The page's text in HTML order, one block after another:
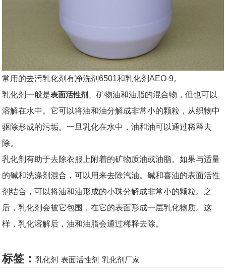
常用的去污乳化剂有净洗剂6501和乳化剂AEO-9。
乳化剂一般是表面活性剂
、矿物油和油脂的混合物，但也可以
溶解在水中。它可以将油和油分解成非常小的颗粒，从织物中
驱除形成的污垢。一旦乳化在水中，油和油可以通过稀释去
除。
乳化剂有助于去除衣服上附着的矿物质油或油脂。如果与适量
的碱和洗涤剂混合，可以用来去除汽油。碱和喜油的表面活性
剂结合，可以将油和油形成的小珠分解成非常小的颗粒。之
后，乳化剂会被它包围，在它的表面形成一层乳化物质。这
样，乳化溶解后，油和油脂会通过稀释去除。
标签：乳化剂 表面活性剂 乳化剂厂家